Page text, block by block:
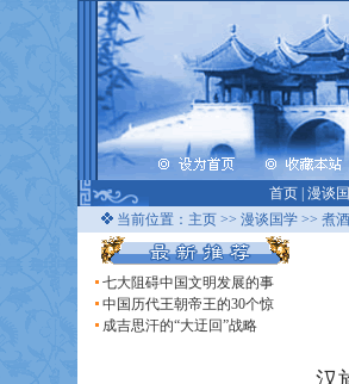
首页 漫谈
当前位置： 主页 >> 漫谈国学 >> 煮
七大阻碍中国文明发展的事
中国历代王朝帝王的30个惊
成吉思汗的“大迂回”战略